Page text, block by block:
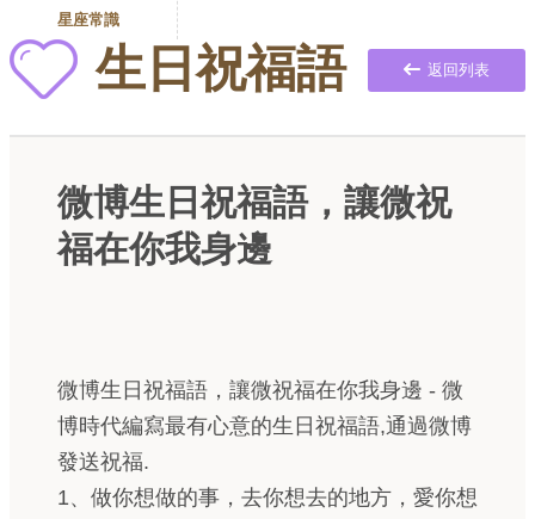
星座常識
生日祝福語 返回列表
微博生日祝福語，讓微祝
福在你我身邊
微博生日祝福語，讓微祝福在你我身邊 - 微
博時代編寫最有心意的生日祝福語,通過微博
發送祝福.
1、做你想做的事，去你想去的地方，愛你想